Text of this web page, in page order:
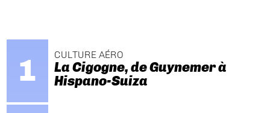
CULTURE AÉRO
La Cigogne, de Guynemer à
Hispano-Suiza